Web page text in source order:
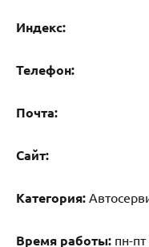
Индекс:
Телефон:
Почта:
Cайт:
Категория:
Время работы: пн-